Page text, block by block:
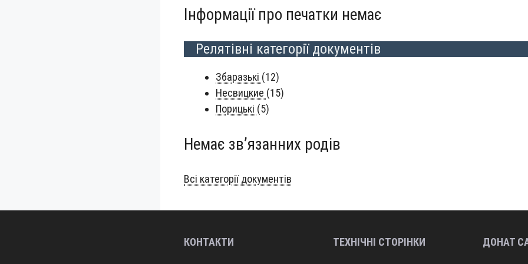
Інформації про печатки немає
Релятівні категорії документів
Зба­разь­кі (12)
Несвиц­кие (15)
Пори­ць­кі (5)
Немає зв’язанних родів
Всі кате­горії документів
КОНТАКТИ ТЕХНІЧНІ СТОРІНКИ ДОНАТ